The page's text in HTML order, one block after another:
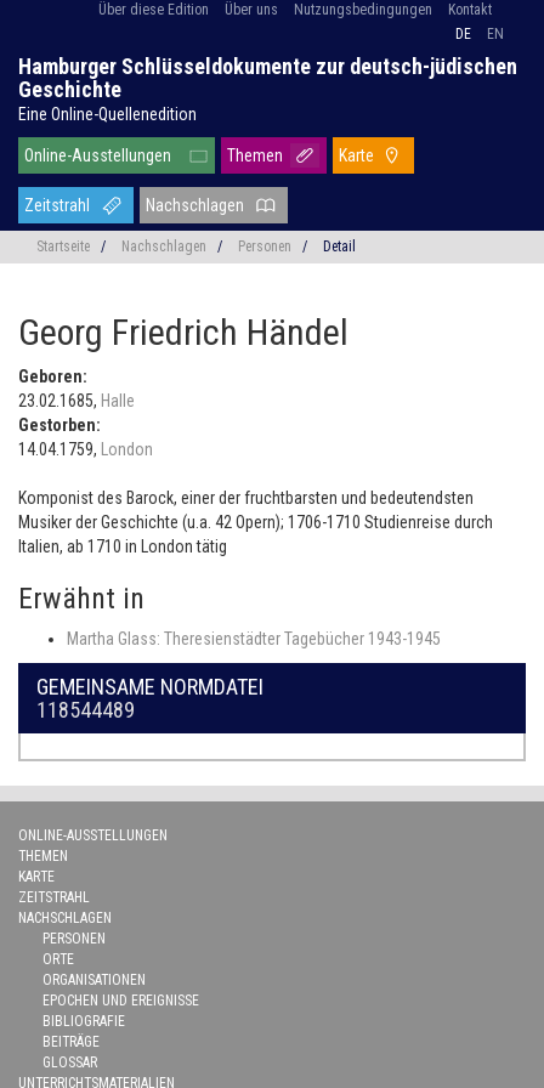
Über diese Edition Über uns Nutzungsbedingungen
Kontakt
DE
EN
Hamburger Schlüsseldokumente zur deutsch-jüdischen
Geschichte
Eine Online-Quellenedition
Online-Ausstellungen Themen Karte
Zeitstrahl Nachschlagen
Startseite / Nachschlagen / Personen / Detail
Georg Friedrich Händel
Geboren:
23.02.1685, Halle
Gestorben:
14.04.1759,
London
Komponist des Barock, einer der fruchtbarsten und bedeutendsten
Musiker der Geschichte (u.a. 42 Opern); 1706-1710 Studienreise durch
Italien, ab 1710 in London tätig
Erwähnt in
Martha Glass: Theresienstädter Tagebücher 1943-1945
GEMEINSAME NORMDATEI
118544489
ONLINE-AUSSTELLUNGEN
THEMEN
KARTE
ZEITSTRAHL
NACHSCHLAGEN
PERSONEN
ORTE
ORGANISATIONEN
EPOCHEN UND EREIGNISSE
BIBLIOGRAFIE
BEITRÄGE
GLOSSAR
UNTERRICHTSMATERIALIEN